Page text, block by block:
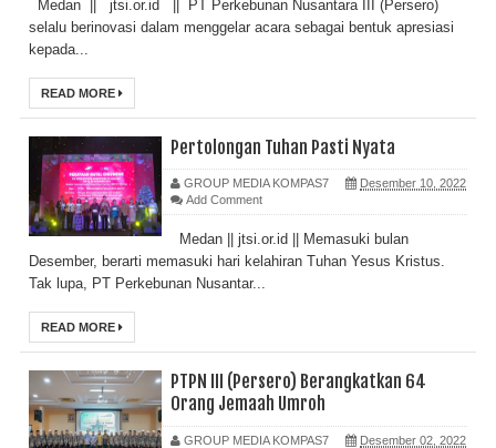
Medan || jtsi.or.id || PT Perkebunan Nusantara III (Persero)
selalu berinovasi dalam menggelar acara sebagai bentuk apresiasi
kepada...
READ MORE
Pertolongan Tuhan Pasti Nyata
GROUP MEDIA KOMPAS7
Desember 10, 2022
Add Comment
Medan || jtsi.or.id || Memasuki bulan
Desember, berarti memasuki hari kelahiran Tuhan Yesus Kristus.
Tak lupa, PT Perkebunan Nusantar...
READ MORE
PTPN III (Persero) Berangkatkan 64
Orang Jemaah Umroh
GROUP MEDIA KOMPAS7
Desember 02, 2022